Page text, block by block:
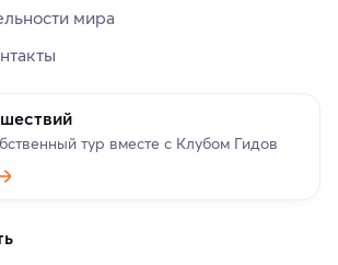
мира
тур вместе с Клубом Гидов